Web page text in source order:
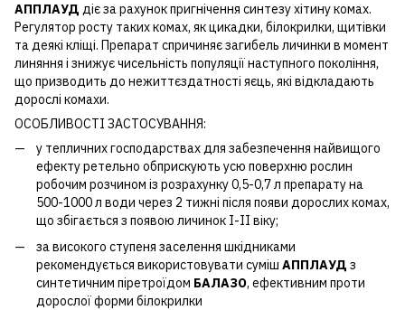
АППЛАУД діє за рахунок пригнічення синтезу хітину комах.
Регулятор росту таких комах, як цикадки, білокрилки, щитівки
та деякі кліщі. Препарат спричиняє загибель личинки в момент
линяння і знижує чисельність популяції наступного покоління,
що призводить до нежиттєздатності яєць, які відкладають
дорослі комахи.
ОСОБЛИВОСТІ ЗАСТОСУВАННЯ:
у тепличних господарствах для забезпечення найвищого
ефекту ретельно обприскують усю поверхню рослин
робочим розчином із розрахунку 0,5-0,7 л препарату на
500-1000 л води через 2 тижні після появи дорослих комах,
що збігається з появою личинок І-ІІ віку;
за високого ступеня заселення шкідниками
рекомендується використовувати суміш АППЛАУД з
синтетичним піретроїдом БАЛАЗО, ефективним проти
дорослої форми білокрилки